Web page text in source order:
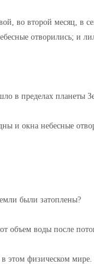
во второй месяц, в
отворились; и
в пределах планеты
и окна небесные
были затоплены?
объем воды после
этом физическом